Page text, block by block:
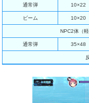
通常弾 10×22
ビーム 10×20
NPC2体（
通常弾 35×48